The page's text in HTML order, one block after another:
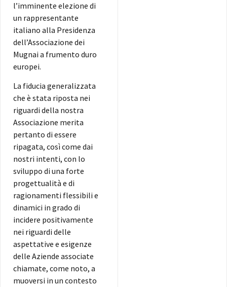
l’imminente elezione di
un rappresentante
italiano alla Presidenza
dell’Associazione dei
Mugnai a frumento duro
europei.
La fiducia generalizzata
che è stata riposta nei
riguardi della nostra
Associazione merita
pertanto di essere
ripagata, così come dai
nostri intenti, con lo
sviluppo di una forte
progettualità e di
ragionamenti flessibili e
dinamici in grado di
incidere positivamente
nei riguardi delle
aspettative e esigenze
delle Aziende associate
chiamate, come noto, a
muoversi in un contesto